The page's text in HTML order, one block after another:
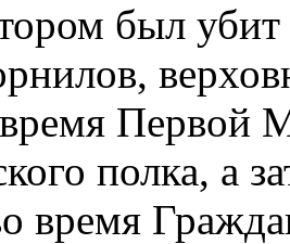
был
Первой
полка, а
время